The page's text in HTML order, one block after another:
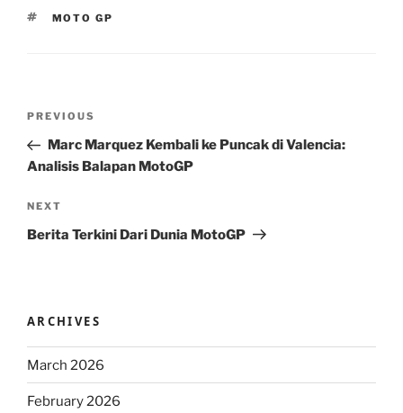
TAGS
MOTO GP
Previous
Post
PREVIOUS
Marc Marquez Kembali ke Puncak di Valencia:
Analisis Balapan MotoGP
Next
Post
NEXT
Berita Terkini Dari Dunia MotoGP
ARCHIVES
March 2026
February 2026